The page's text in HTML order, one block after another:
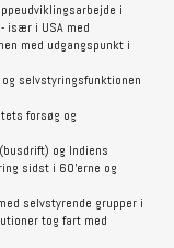
i
især i USA med
med udgangspunkt i
selvstyringsfunktionen
forsøg og
og Indiens
sidst i 60'erne og
selvstyrende grupper i
tog fart med